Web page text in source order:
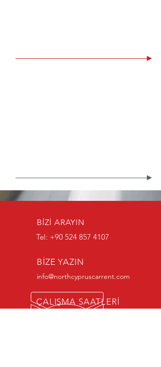
BİZİ ARAYIN
Tel: +90 524 857 4107
BİZE YAZIN
info@northcypruscarrent.com
ÇALIŞMA SAATLERİ